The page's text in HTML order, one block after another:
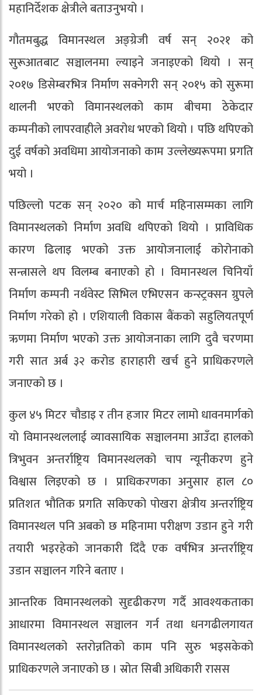
महानिर्देशक क्षेत्रीले बताउनुभयो ।
गौतमबुद्ध विमानस्थल अङ्ग्रेजी वर्ष सन् २०२१ को
सुरूआतबाट सञ्चालनमा ल्याइने जनाइएको थियो । सन्
२०१७ डिसेम्बरभित्र निर्माण सक्नेगरी सन् २०१५ को सुरूमा
थालनी भएको विमानस्थलको काम बीचमा ठेकेदार
कम्पनीको लापरवाहीले अवरोध भएको थियो । पछि थपिएको
दुई वर्षको अवधिमा आयोजनाको काम उल्लेख्यरूपमा प्रगति
भयो ।
पछिल्लो पटक सन् २०२० को मार्च महिनासम्मका लागि
विमानस्थलको निर्माण अवधि थपिएको थियो । प्राविधिक
कारण ढिलाइ भएको उक्त आयोजनालाई कोरोनाको
सन्त्रासले थप विलम्ब बनाएको हो । विमानस्थल चिनियाँ
निर्माण कम्पनी नर्थवेस्ट सिभिल एभिएसन कन्स्ट्रक्सन ग्रुपले
निर्माण गरेको हो । एशियाली विकास बैंकको सहुलियतपूर्ण
ऋणमा निर्माण भएको उक्त आयोजनाका लागि दुवै चरणमा
गरी सात अर्ब ३२ करोड हाराहारी खर्च हुने प्राधिकरणले
जनाएको छ ।
कुल ४५ मिटर चौडाइ र तीन हजार मिटर लामो धावनमार्गको
यो विमानस्थललाई व्यावसायिक सञ्चालनमा आउँदा हालको
त्रिभुवन अन्तर्राष्ट्रिय विमानस्थलको चाप न्यूनीकरण हुने
विश्वास लिइएको छ । प्राधिकरणका अनुसार हाल ८०
प्रतिशत भौतिक प्रगति सकिएको पोखरा क्षेत्रीय अन्तर्राष्ट्रिय
विमानस्थल पनि अबको छ महिनामा परीक्षण उडान हुने गरी
तयारी भइरहेको जानकारी दिँदै एक वर्षभित्र अन्तर्राष्ट्रिय
उडान सञ्चालन गरिने बताए ।
आन्तरिक विमानस्थलको सुदृढीकरण गर्दै आवश्यकताका
आधारमा विमानस्थल सञ्चालन गर्न तथा धनगढीलगायत
विमानस्थलको स्तरोन्नतिको काम पनि सुरु भइसकेको
प्राधिकरणले जनाएको छ । स्रोत सिबी अधिकारी रासस